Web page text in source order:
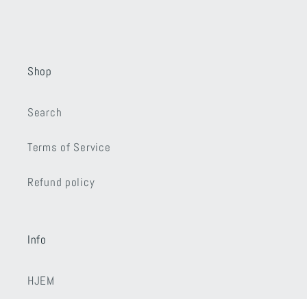
Shop
Search
Terms of Service
Refund policy
Info
HJEM